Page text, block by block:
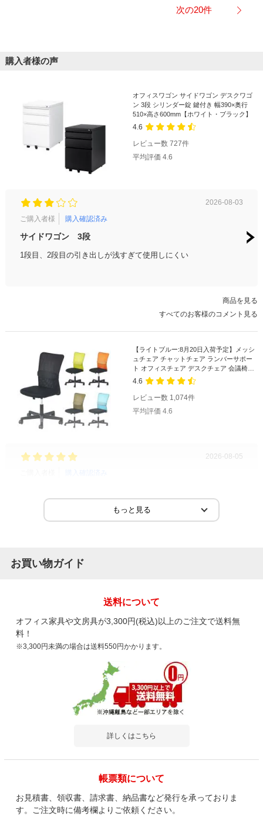
次の20件
購入者様の声
オフィスワゴン サイドワゴン デスクワゴ
ン 3段 シリンダー錠 鍵付き 幅390×奥行
510×高さ600mm【ホワイト・ブラック】
4.6
レビュー数 727件
平均評価 4.6
2026-08-03
ご購入者様
購入確認済み
サイドワゴン 3段
1段目、2段目の引き出しが浅すぎて使用しにくい
デ
商品を見る
すべてのお客様のコメント見る
【ライトブルー:8月20日入荷予定】メッシ
ュチェア チャットチェア ランバーサポー
ト オフィスチェア デスクチェア 会議椅子
幅580×奥行580×高さ835-930mm
4.6
レビュー数 1,074件
平均評価 4.6
2026-08-05
購入確認済み
金額以上の製品でした。長時間座っても疲れません。
すべてのお客様のコメント見る
【(背)ホワイト×(座)ワインレッド:8月下旬
入荷予定】【4脚セット】ミーティングチ
ェア 会議用椅子 会議用チェア 固定脚 アグ
レアチェア スタッキング可能 レザー 幅
475×奥行545×高さ750mm
4.6
レビュー数314件
購入確認済み
ミーティングチェア
お買い物ガイド
送料について
オフィス家具や文房具が3,300円(税込)以上のご注文で送料無
料！
※3,300円未満の場合は送料550円かかります。
詳しくはこちら
帳票類について
お見積書、領収書、請求書、納品書など発行を承っておりま
す。ご注文時に備考欄よりご依頼ください。